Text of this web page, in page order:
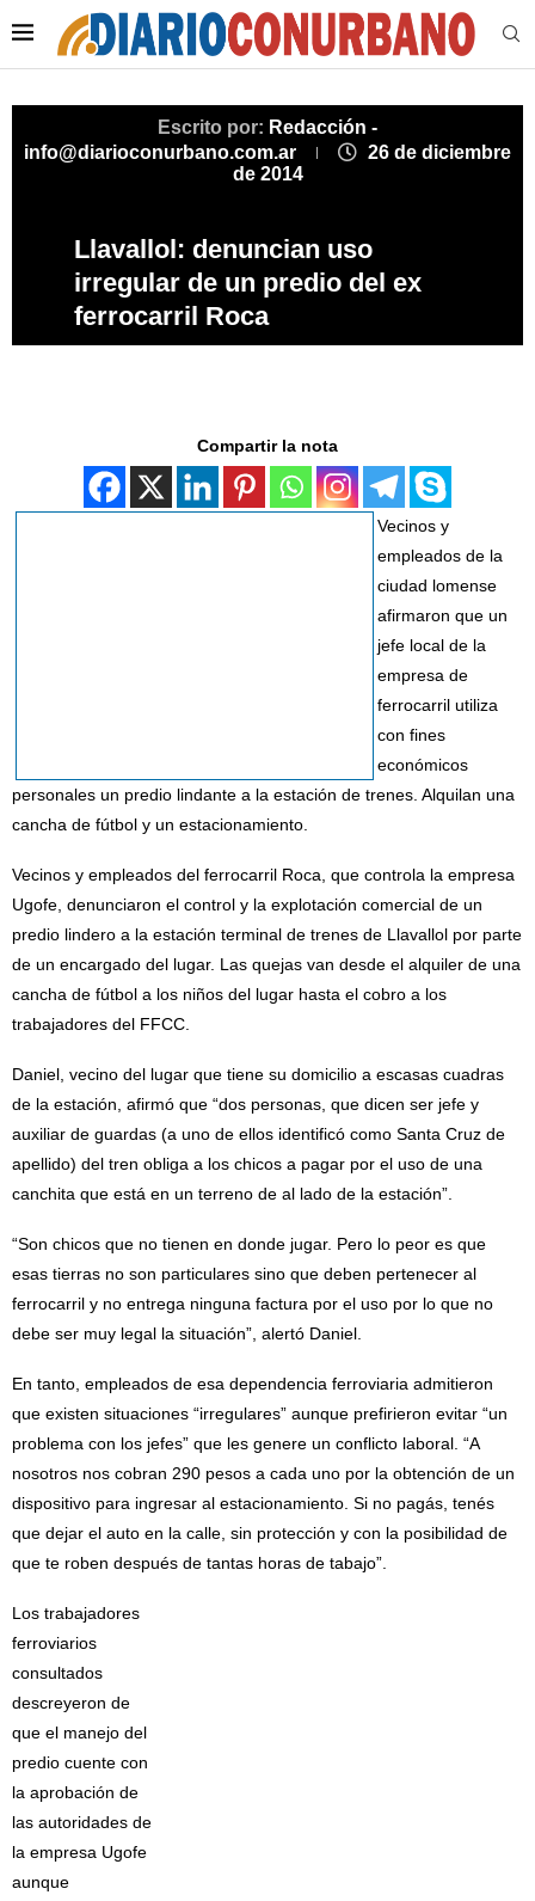
Escrito por: Redacción -
info@diarioconurbano.com.ar
26 de diciembre
de 2014
Llavallol: denuncian uso
irregular de un predio del ex
ferrocarril Roca
Compartir la nota
Vecinos y
empleados de la
ciudad lomense
afirmaron que un
jefe local de la
empresa de
ferrocarril utiliza
con fines
económicos
personales un predio lindante a la estación de trenes. Alquilan una
cancha de fútbol y un estacionamiento.
Vecinos y empleados del ferrocarril Roca, que controla la empresa
Ugofe, denunciaron el control y la explotación comercial de un
predio lindero a la estación terminal de trenes de Llavallol por parte
de un encargado del lugar. Las quejas van desde el alquiler de una
cancha de fútbol a los niños del lugar hasta el cobro a los
trabajadores del FFCC.
Daniel, vecino del lugar que tiene su domicilio a escasas cuadras
de la estación, afirmó que “dos personas, que dicen ser jefe y
auxiliar de guardas (a uno de ellos identificó como Santa Cruz de
apellido) del tren obliga a los chicos a pagar por el uso de una
canchita que está en un terreno de al lado de la estación”.
“Son chicos que no tienen en donde jugar. Pero lo peor es que
esas tierras no son particulares sino que deben pertenecer al
ferrocarril y no entrega ninguna factura por el uso por lo que no
debe ser muy legal la situación”, alertó Daniel.
En tanto, empleados de esa dependencia ferroviaria admitieron
que existen situaciones “irregulares” aunque prefirieron evitar “un
problema con los jefes” que les genere un conflicto laboral. “A
nosotros nos cobran 290 pesos a cada uno por la obtención de un
dispositivo para ingresar al estacionamiento. Si no pagás, tenés
que dejar el auto en la calle, sin protección y con la posibilidad de
que te roben después de tantas horas de tabajo”.
Los trabajadores
ferroviarios
consultados
descreyeron de
que el manejo del
predio cuente con
la aprobación de
las autoridades de
la empresa Ugofe
aunque